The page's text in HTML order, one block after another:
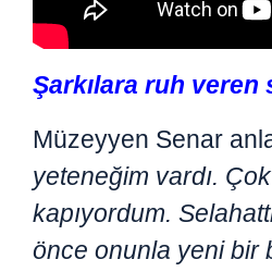
Şarkılara ruh veren
Müzeyyen Senar
yeteneğim vardı.
kapıyordum.
önce onunla yeni bir